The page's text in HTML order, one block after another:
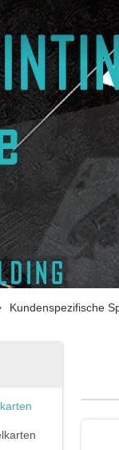
Kundenspezifische